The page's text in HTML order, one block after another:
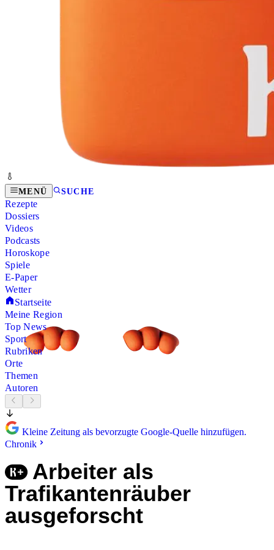
MENÜ SUCHE
Rezepte
Dossiers
Videos
Podcasts
Horoskope
Spiele
E-Paper
Wetter
Startseite
Meine Region
Top News
Sport
Rubriken
Orte
Themen
Autoren
Kleine Zeitung als bevorzugte Google-Quelle hinzufügen.
Chronik
Arbeiter als
Trafikantenräuber
ausgeforscht